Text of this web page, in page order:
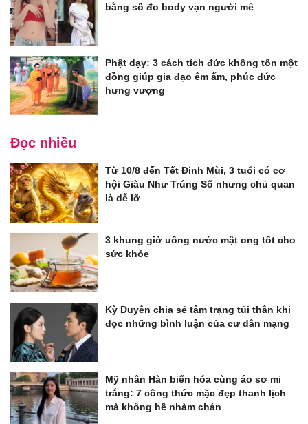
bằng số đo body vạn người mê
Phật dạy: 3 cách tích đức không tốn một
đồng giúp gia đạo êm ấm, phúc đức
hưng vượng
Đọc nhiều
Từ 10/8 đến Tết Đinh Mùi, 3 tuổi có cơ
hội Giàu Như Trúng Số nhưng chủ quan
là dễ lỡ
3 khung giờ uống nước mật ong tốt cho
sức khỏe
Kỳ Duyên chia sẻ tâm trạng tủi thân khi
đọc những bình luận của cư dân mạng
Mỹ nhân Hàn biến hóa cùng áo sơ mi
trắng: 7 công thức mặc đẹp thanh lịch
mà không hề nhàm chán